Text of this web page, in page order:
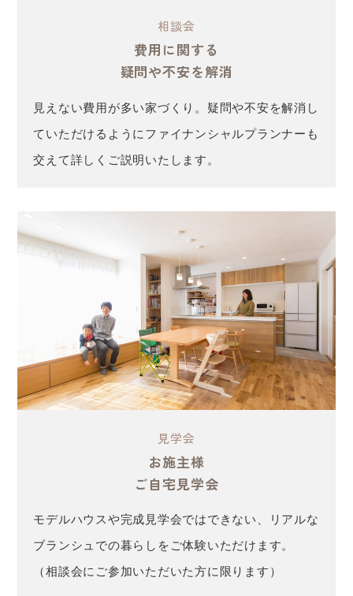
費用に関する
疑問や不安を解消
相談会
見えない費用が多い家づくり。疑問や不安を解消し
ていただけるようにファイナンシャルプランナーも
交えて詳しくご説明いたします。
お施主様
ご自宅見学会
見学会
モデルハウスや完成見学会ではできない、リアルな
ブランシュでの暮らしをご体験いただけます。
（相談会にご参加いただいた方に限ります）